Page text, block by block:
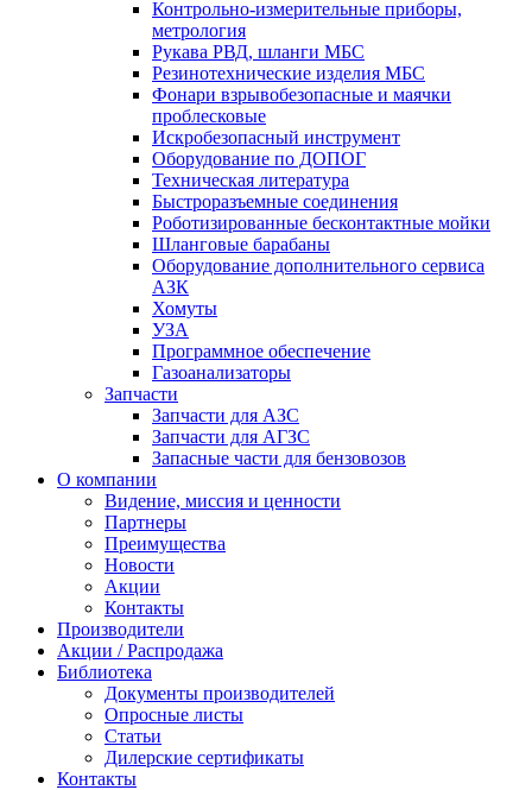
Контрольно-измерительные приборы,
метрология
Рукава РВД, шланги МБС
Резинотехнические изделия МБС
Фонари взрывобезопасные и маячки
проблесковые
Искробезопасный инструмент
Оборудование по ДОПОГ
Техническая литература
Быстроразъемные соединения
Роботизированные бесконтактные мойки
Шланговые барабаны
Оборудование дополнительного сервиса
АЗК
Хомуты
УЗА
Программное обеспечение
Газоанализаторы
Запчасти
Запчасти для АЗС
Запчасти для АГЗС
Запасные части для бензовозов
О компании
Видение, миссия и ценности
Партнеры
Преимущества
Новости
Акции
Контакты
Производители
Акции / Распродажа
Библиотека
Документы производителей
Опросные листы
Статьи
Дилерские сертификаты
Контакты